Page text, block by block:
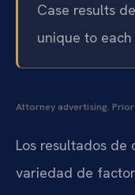
Case results
unique to each
Attorney advertising.
Los resultados de
variedad de